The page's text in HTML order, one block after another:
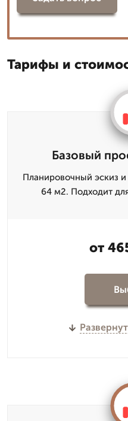
Тарифы и
Базовый
Планировочный эскиз
64 м2. Подходит
от